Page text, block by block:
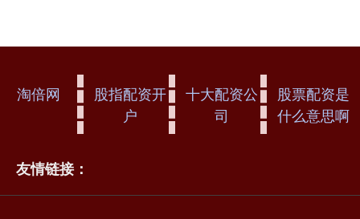
淘倍网
股指配资开
户
十大配资公
司
股票配资是
什么意思啊
友情链接：